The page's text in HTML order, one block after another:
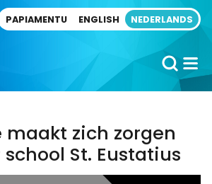
PAPIAMENTU ENGLISH NEDERLANDS
maakt zich zorgen
school St. Eustatius